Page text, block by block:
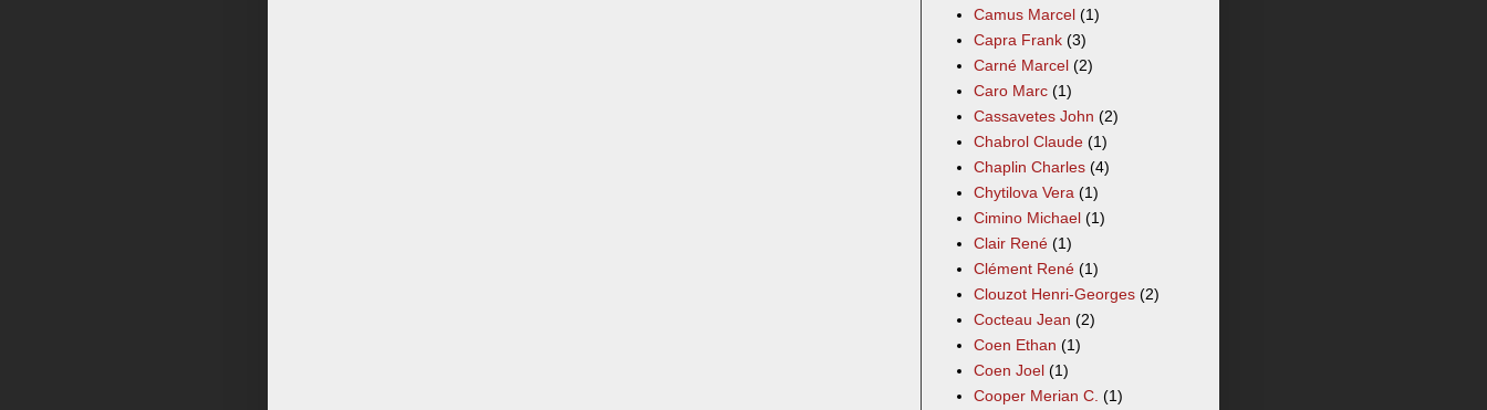
Camus Marcel (1)
Capra Frank (3)
Carné Marcel (2)
Caro Marc (1)
Cassavetes John (2)
Chabrol Claude (1)
Chaplin Charles (4)
Chytilova Vera (1)
Cimino Michael (1)
Clair René (1)
Clément René (1)
Clouzot Henri-Georges (2)
Cocteau Jean (2)
Coen Ethan (1)
Coen Joel (1)
Cooper Merian C. (1)